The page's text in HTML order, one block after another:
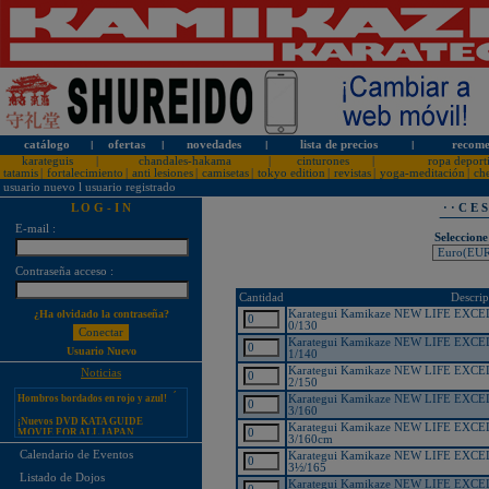
catálogo l ofertas l novedades l lista de precios l
karateguis
chandales-hakama cinturones
ropa
tatamis
fortalecimiento anti lesiones camisetas tokyo edition revistas yoga-meditación
usuario nuevo l usuario registrado
L O G - I N
E-mail :
Contraseña acceso :
¿Ha olvidado la contraseña?
Usuario Nuevo
Noticias
¡PERSONALICE LOS
KARATEGUIS KAMIKAZE CON
Tarifas especiales para clubes, dojos
y asociaciones
¡Nuevos catálogos de Kamikaze!
¡Nuevo karategui Kamikaze
Premier-Kata-WKF REVERSIBLE,
Hombros bordados en rojo y azul!
MOVIE FOR ALL JAPAN
KARATEDO SHOTOKAN TOKUI
KATA VOL. 1 + 2!
WKF Kumite REVERSIBLE,
Calendario de Eventos
Listado de Dojos
· · C E
Cantidad
Karategui Kamikaze NEW LIFE
0/130
Karategui Kamikaze NEW LIFE
1/140
Karategui Kamikaze NEW LIFE
2/150
Karategui Kamikaze NEW LIFE
3/160
Karategui Kamikaze NEW LIFE
3/160cm
Karategui Kamikaze NEW LIFE
3½/165
Karategui Kamikaze NEW LIFE